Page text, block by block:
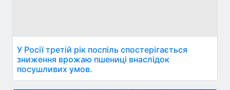
У Росії третій рік поспіль спостерігається
зниження врожаю пшениці внаслідок
посушливих умов.